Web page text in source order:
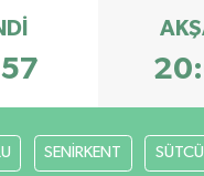
SENİRKENT